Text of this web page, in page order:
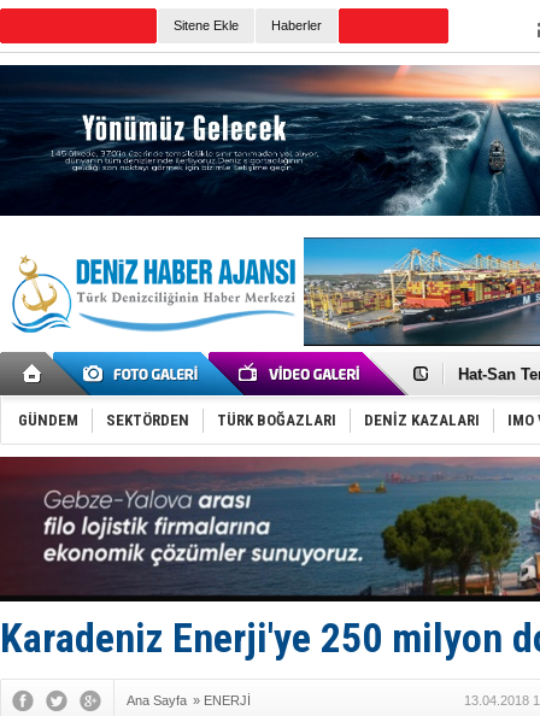
Sitene Ekle Haberler
Türk
Hat-San
Med
Tekne, su
Dışişleri
Depo ve
SES
Kargıcak
İstanbul:
GÜNDEM SEKTÖRDEN TÜRK BOĞAZLARI DENİZ KAZALARI IMO
Karadeniz Enerji'ye 250 milyon
Ana Sayfa » ENERJİ 13.04.2018